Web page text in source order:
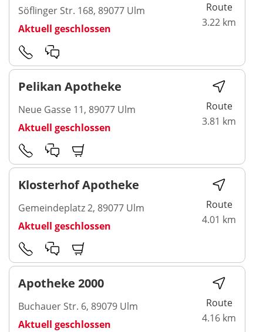
Söflinger Str. 168, 89077 Ulm
Aktuell geschlossen
Route
3.22 km
Pelikan Apotheke
Neue Gasse 11, 89077 Ulm
Aktuell geschlossen
Route
3.81 km
Klosterhof Apotheke
Gemeindeplatz 2, 89077 Ulm
Aktuell geschlossen
Route
4.01 km
Apotheke 2000
Buchauer Str. 6, 89079 Ulm
Aktuell geschlossen
Route
4.16 km